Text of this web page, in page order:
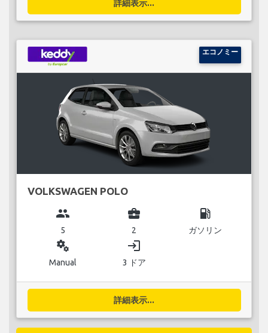
詳細表示...
エコノミー
VOLKSWAGEN POLO
group
5
business_center
2
local_gas_station
ガソリン
miscellaneous_services
Manual
login
3 ドア
詳細表示...